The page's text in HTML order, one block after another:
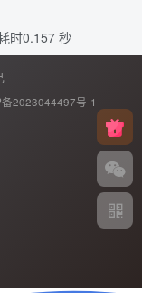
时0.157 秒
备2023044497号-1